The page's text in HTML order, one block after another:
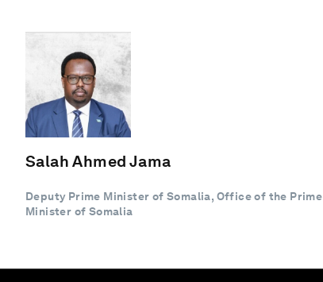
Salah Ahmed Jama
Deputy Prime Minister of Somalia, Office of the Prime
Minister of Somalia